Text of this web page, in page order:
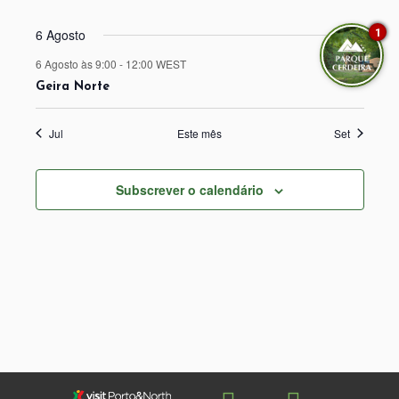
6 Agosto
6 Agosto às 9:00 - 12:00 WEST
Geira Norte
Jul Este mês Set
Subscrever o calendário
1